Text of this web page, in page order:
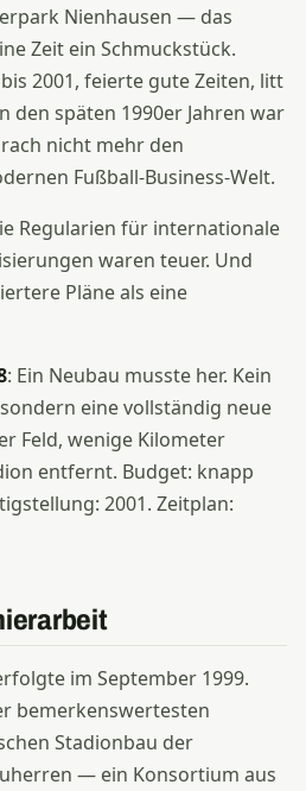
Nienhausen — das
Zeit ein Schmuckstück.
2001, feierte gute Zeiten, litt
den späten 1990er Jahren war
nicht mehr den
Fußball-Business-Welt.
Regularien für internationale
waren teuer. Und
Pläne als eine
: Ein Neubau musste her. Kein
eine vollständig neue
Feld, wenige Kilometer
entfernt. Budget: knapp
2001. Zeitplan:
im September 1999.
bemerkenswertesten
Stadionbau der
— ein Konsortium aus